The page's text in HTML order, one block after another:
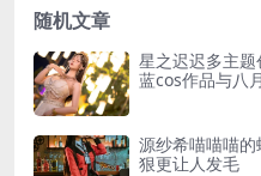
随机文章
星之迟迟多主
蓝cos作品与八
源纱希喵喵喵
狠更让人发毛